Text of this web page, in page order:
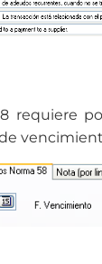
requiere